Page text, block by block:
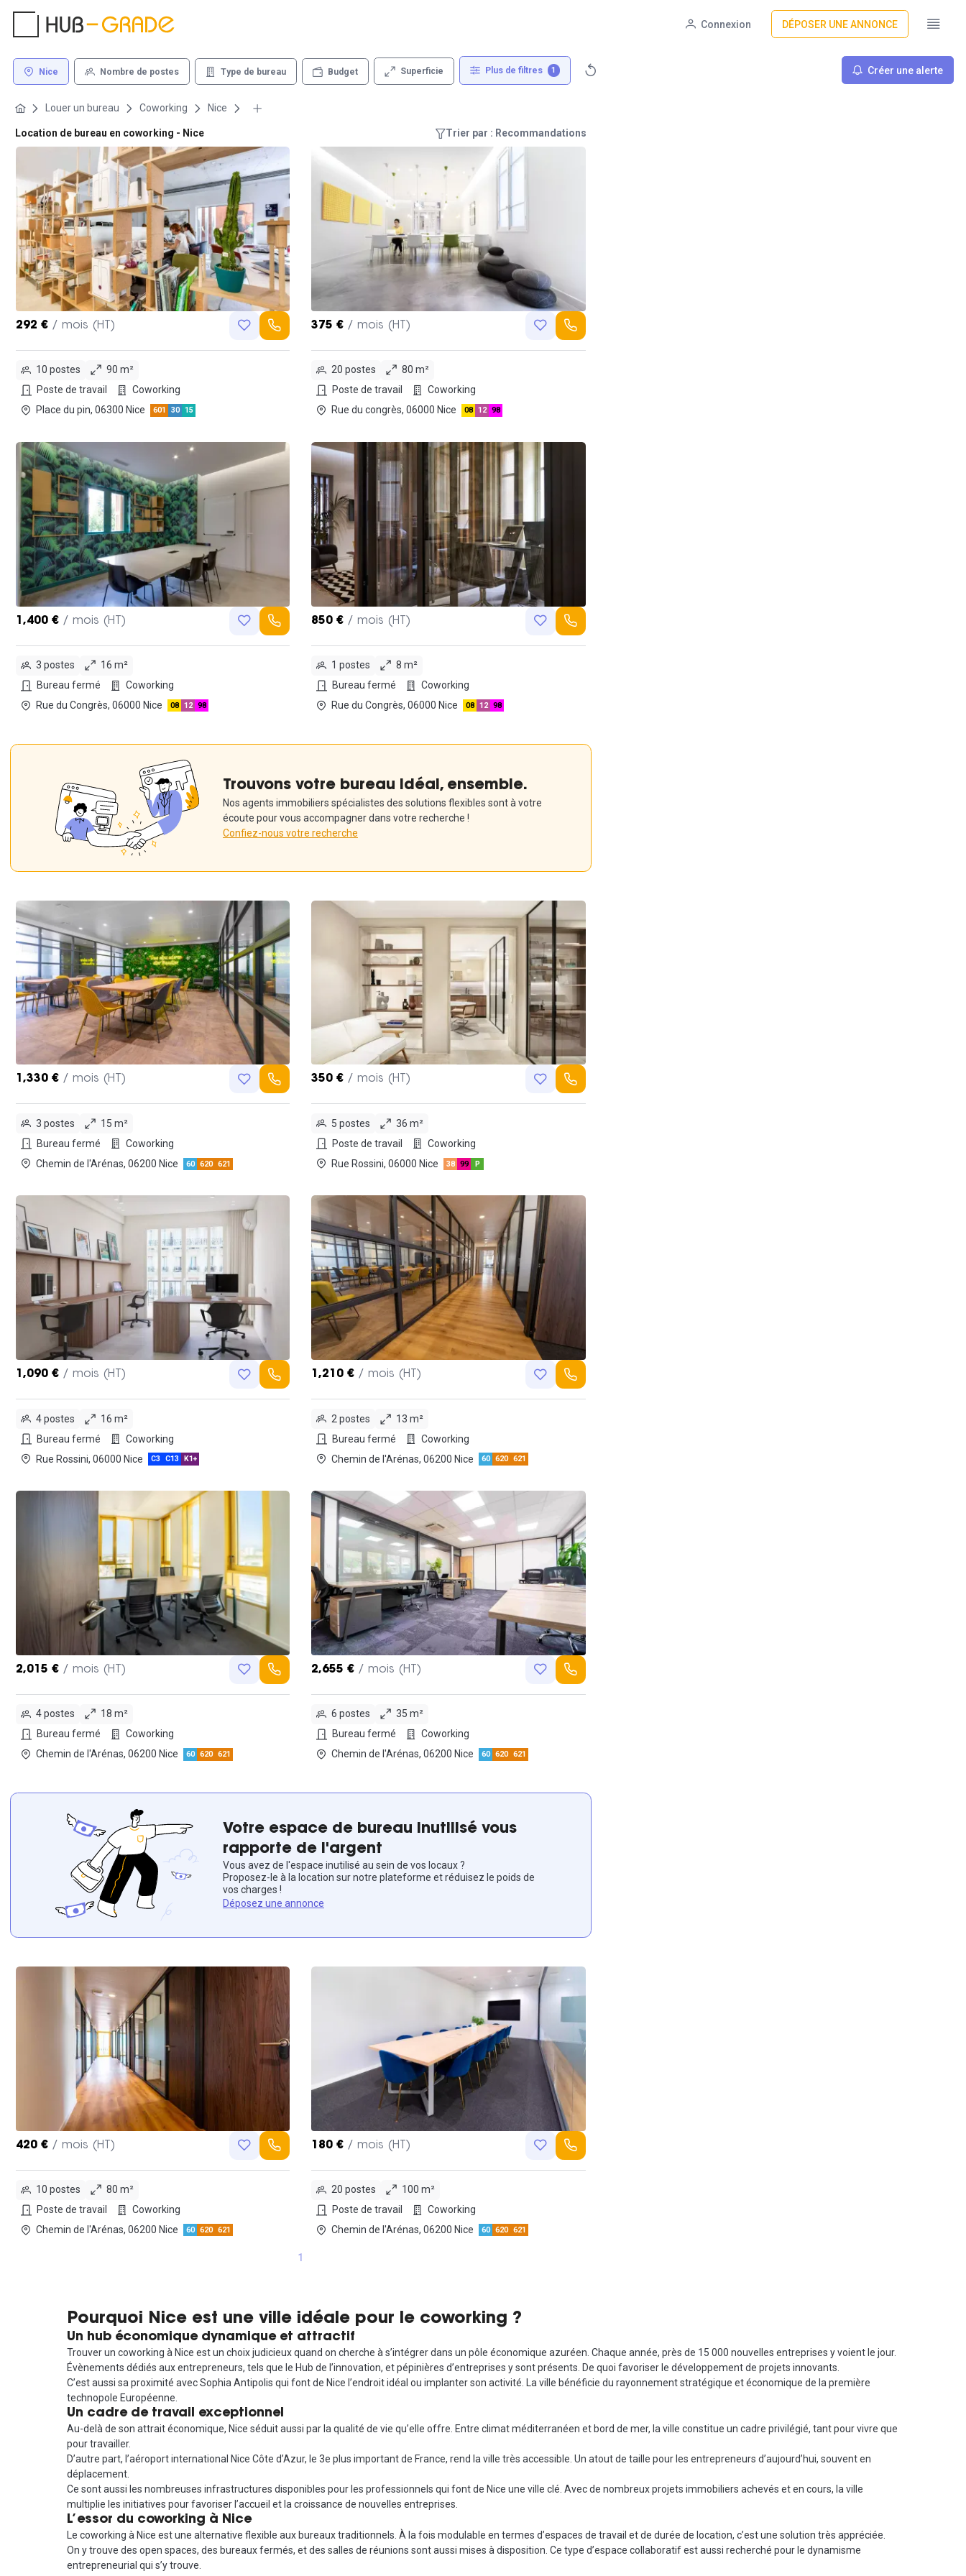
Connexion DÉPOSER UNE ANNONCE
Nice Nombre de postes Type de bureau Budget Superficie Plus de filtres 1 Créer une alerte
Louer un bureau Coworking Nice
Location de bureau en coworking - Nice Trier par : Recommandations
292 € / mois (HT)
10 postes
90 m²
Poste de travail
Coworking
Place du pin, 06300 Nice
601 30 15
375 € / mois (HT)
20 postes
80 m²
Poste de travail
Coworking
Rue du congrès, 06000 Nice
08 12 98
1,400 € / mois (HT)
3 postes
16 m²
Bureau fermé
Coworking
Rue du Congrès, 06000 Nice
08 12 98
850 € / mois (HT)
1 postes
8 m²
Bureau fermé
Coworking
Rue du Congrès, 06000 Nice
08 12 98
Trouvons votre bureau idéal, ensemble.
Nos agents immobiliers spécialistes des solutions flexibles sont à votre
écoute pour vous accompagner dans votre recherche !
Confiez-nous votre recherche
1,330 € / mois (HT)
3 postes
15 m²
Bureau fermé
Coworking
Chemin de l'Arénas, 06200 Nice
60 620 621
350 € / mois (HT)
5 postes
36 m²
Poste de travail
Coworking
Rue Rossini, 06000 Nice
38 99 P
1,090 € / mois (HT)
4 postes
16 m²
Bureau fermé
Coworking
Rue Rossini, 06000 Nice
C3 C13 K1+
1,210 € / mois (HT)
2 postes
13 m²
Bureau fermé
Coworking
Chemin de l'Arénas, 06200 Nice
60 620 621
2,015 € / mois (HT)
4 postes
18 m²
Bureau fermé
Coworking
Chemin de l'Arénas, 06200 Nice
60 620 621
2,655 € / mois (HT)
6 postes
35 m²
Bureau fermé
Coworking
Chemin de l'Arénas, 06200 Nice
60 620 621
Votre espace de bureau inutilisé vous
rapporte de l'argent
Vous avez de l'espace inutilisé au sein de vos locaux ?
Proposez-le à la location sur notre plateforme et réduisez le poids de
vos charges !
Déposez une annonce
420 € / mois (HT)
10 postes
80 m²
Poste de travail
Coworking
Chemin de l'Arénas, 06200 Nice
60 620 621
180 € / mois (HT)
20 postes
100 m²
Poste de travail
Coworking
Chemin de l'Arénas, 06200 Nice
60 620 621
1
Pourquoi Nice est une ville idéale pour le coworking ?
Un hub économique dynamique et attractif
Trouver un coworking à Nice est un choix judicieux quand on cherche à s’intégrer dans un pôle économique azuréen. Chaque année, près de 15 000 nouvelles entreprises y voient le jour.
Évènements dédiés aux entrepreneurs, tels que le Hub de l’innovation, et pépinières d’entreprises y sont présents. De quoi favoriser le développement de projets innovants.
C’est aussi sa proximité avec Sophia Antipolis qui font de Nice l’endroit idéal ou implanter son activité. La ville bénéficie du rayonnement stratégique et économique de la première
technopole Européenne.
Un cadre de travail exceptionnel
Au-delà de son attrait économique, Nice séduit aussi par la qualité de vie qu’elle offre. Entre climat méditerranéen et bord de mer, la ville constitue un cadre privilégié, tant pour vivre que
pour travailler.
D’autre part, l’aéroport international Nice Côte d’Azur, le 3e plus important de France, rend la ville très accessible. Un atout de taille pour les entrepreneurs d’aujourd’hui, souvent en
déplacement.
Ce sont aussi les nombreuses infrastructures disponibles pour les professionnels qui font de Nice une ville clé. Avec de nombreux projets immobiliers achevés et en cours, la ville
multiplie les initiatives pour favoriser l’accueil et la croissance de nouvelles entreprises.
L’essor du coworking à Nice
Le coworking à Nice est une alternative flexible aux bureaux traditionnels. À la fois modulable en termes d’espaces de travail et de durée de location, c’est une solution très appréciée.
On y trouve des open spaces, des bureaux fermés, et des salles de réunions sont aussi mises à disposition. Ce type d’espace collaboratif est aussi recherché pour le dynamisme
entrepreneurial qui s’y trouve.